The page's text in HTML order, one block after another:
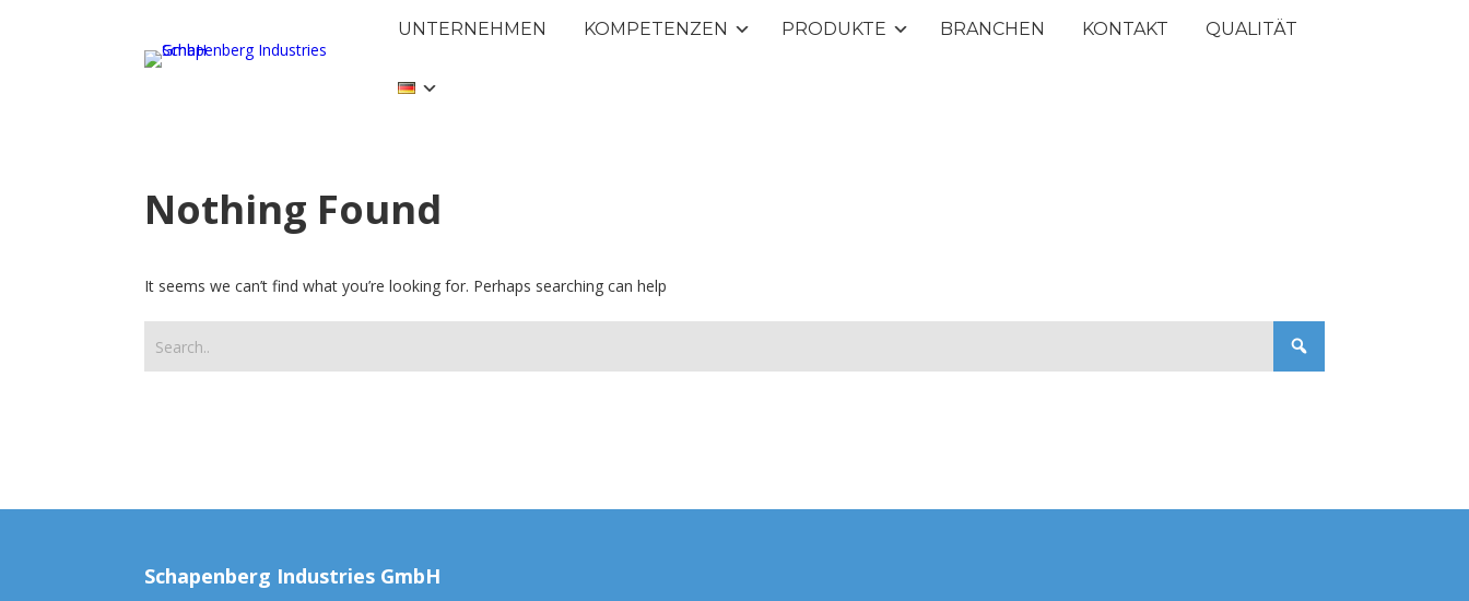
UNTERNEHMEN KOMPETENZEN PRODUKTE BRANCHEN KONTAKT QUALITÄT
Nothing Found
It seems we can’t find what you’re looking for. Perhaps searching can help
Schapenberg Industries GmbH